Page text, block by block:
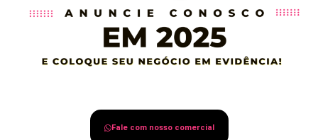
Fale com nosso comercial